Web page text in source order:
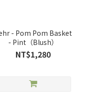
- Pom Pom Basket
- Pint（Blush）
NT$1,280